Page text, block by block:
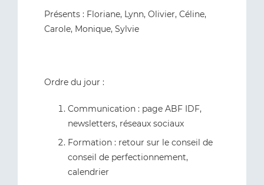
Présents : Floriane, Lynn, Olivier, Céline,
Carole, Monique, Sylvie
Ordre du jour :
Communication : page ABF IDF,
newsletters, réseaux sociaux
Formation : retour sur le conseil de
conseil de perfectionnement,
calendrier